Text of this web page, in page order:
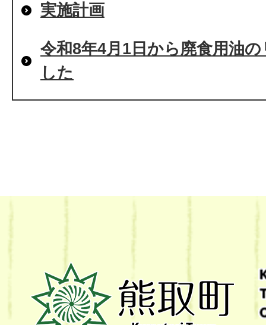
実施計画
令和8年4月1日から廃食用油
した
熊
取
町